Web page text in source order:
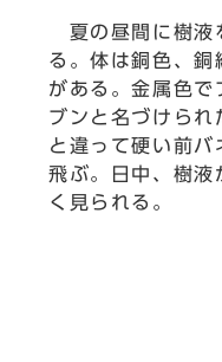
夏の昼間に樹液
る。体は銅色、銅
がある。金属色で
ブンと名づけられ
と違って硬い前バ
飛ぶ。日中、樹液
く見られる。